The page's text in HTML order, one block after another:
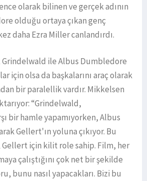
olarak bilinen ve gerçek adının
olduğu ortaya çıkan genç
daha Ezra Miller canlandırdı.
ile Albus Dumbledore
için olsa da başkalarını araç olarak
bir paralellik vardır. Mikkelsen
“Grindelwald,
bir hamle yapamıyorken, Albus
Gellert'ın yoluna çıkıyor. Bu
için kilit role sahip. Film, her
çalıştığını çok net bir şekilde
bunu nasıl yapacakları. Bizi bu